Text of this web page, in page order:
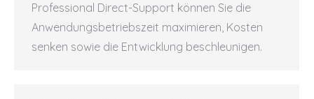
Professional Direct-Support können Sie die
Anwendungsbetriebszeit maximieren, Kosten
senken sowie die Entwicklung beschleunigen.